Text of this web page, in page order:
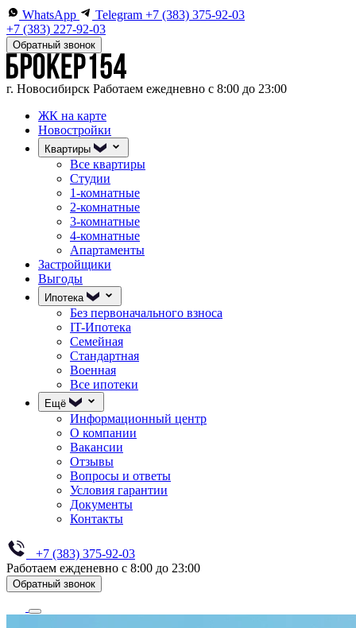
WhatsApp Telegram +7 (383) 375-92-03
+7 (383) 227-92-03
Обратный звонок
г. Новосибирск Работаем ежедневно с 8:00 до 23:00
ЖК на карте
Новостройки
Квартиры
Все квартиры
Студии
1-комнатные
2-комнатные
3-комнатные
4-комнатные
Апартаменты
Застройщики
Выгоды
Ипотека
Без первоначального взноса
IT-Ипотека
Семейная
Стандартная
Военная
Все ипотеки
Ещё
Информационный центр
О компании
Вакансии
Отзывы
Вопросы и ответы
Условия гарантии
Документы
Контакты
+7 (383) 375-92-03
Работаем ежденевно с 8:00 до 23:00
Обратный звонок